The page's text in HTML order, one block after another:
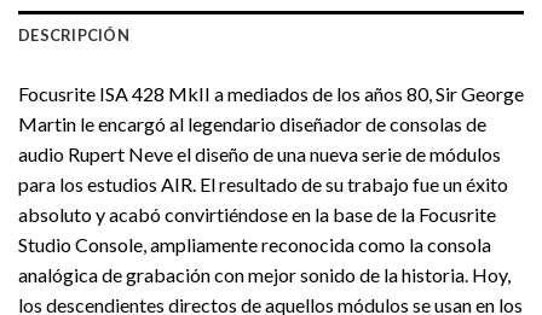
DESCRIPCIÓN
Focusrite ISA 428 MkII a mediados de los años 80, Sir George
Martin le encargó al legendario diseñador de consolas de
audio Rupert Neve el diseño de una nueva serie de módulos
para los estudios AIR. El resultado de su trabajo fue un éxito
absoluto y acabó convirtiéndose en la base de la Focusrite
Studio Console, ampliamente reconocida como la consola
analógica de grabación con mejor sonido de la historia. Hoy,
los descendientes directos de aquellos módulos se usan en los